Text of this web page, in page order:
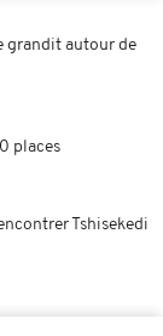
grandit autour de
places
Tshisekedi